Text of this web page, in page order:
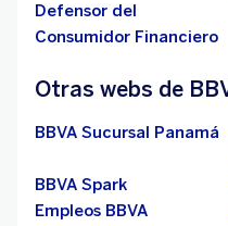
Defensor del
Consumidor Financiero
Otras webs de
BBVA Sucursal Panamá
BBVA Spark
Empleos BBVA